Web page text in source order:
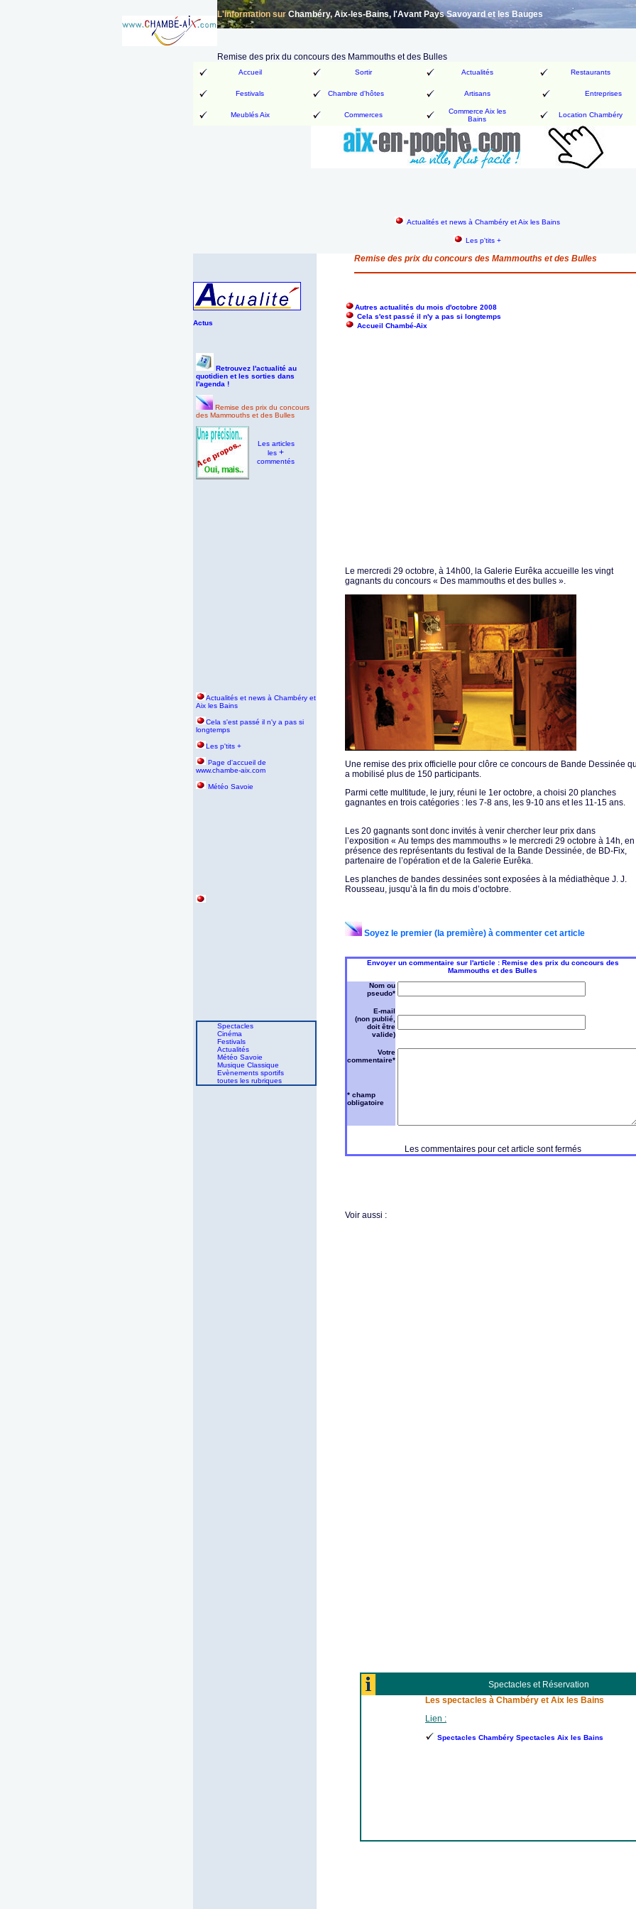
L'information surChambéry, Aix-les-Bains, l'Avant Pays Savoyard et les Bauges
Remise des prix du concours des Mammouths et des Bulles
Accueil Sortir Actualités Restaurants
Festivals Chambre d'hôtes Artisans Entreprises
Meublés Aix Commerces
Commerce Aix les
Bains
Location Chambéry
Actualités et news à Chambéry et Aix les Bains
Les p'tits +
Remise des prix du concours des Mammouths et des Bulles
Actus
Autres actualités du mois d'octobre 2008
Cela s'est passé il n'y a pas si longtemps
Accueil Chambé-Aix
Retrouvez l'actualité au
quotidien et les sorties dans
l'agenda !
Remise des prix du concours
des Mammouths et des Bulles
Les articles
les +
commentés
Actualités et news à Chambéry et
Aix les Bains
Cela s'est passé il n'y a pas si
longtemps
Les p'tits +
Page d'accueil de
www.chambe-aix.com
Météo Savoie
Spectacles
Cinéma
Festivals
Actualités
Météo Savoie
Musique Classique
Evènements sportifs
toutes les rubriques
Le mercredi 29 octobre, à 14h00, la Galerie Eurêka accueille les vingt
gagnants du concours « Des mammouths et des bulles ».
Une remise des prix officielle pour clôre ce concours de Bande Dessinée
a mobilisé plus de 150 participants.
Parmi cette multitude, le jury, réuni le 1er octobre, a choisi 20 planches
gagnantes en trois catégories : les 7-8 ans, les 9-10 ans et les 11-15 ans.
Les 20 gagnants sont donc invités à venir chercher leur prix dans
l’exposition « Au temps des mammouths » le mercredi 29 octobre à 14h, en
présence des représentants du festival de la Bande Dessinée, de BD-Fix,
partenaire de l’opération et de la Galerie Eurêka.
Les planches de bandes dessinées sont exposées à la médiathèque J. J.
Rousseau, jusqu’à la fin du mois d’octobre.
Soyez le premier (la première) à commenter cet article
Envoyer un commentaire sur l'article : Remise des prix du concours des
Mammouths et des Bulles
Nom ou
pseudo*
E-mail
(non publié,
doit être
valide)
Votre
commentaire*
* champ
obligatoire
Les commentaires pour cet article sont fermés
Voir aussi :
Spectacles et Réservation
Les spectacles à Chambéry et Aix les Bains
Lien :
Spectacles Chambéry Spectacles Aix les Bains